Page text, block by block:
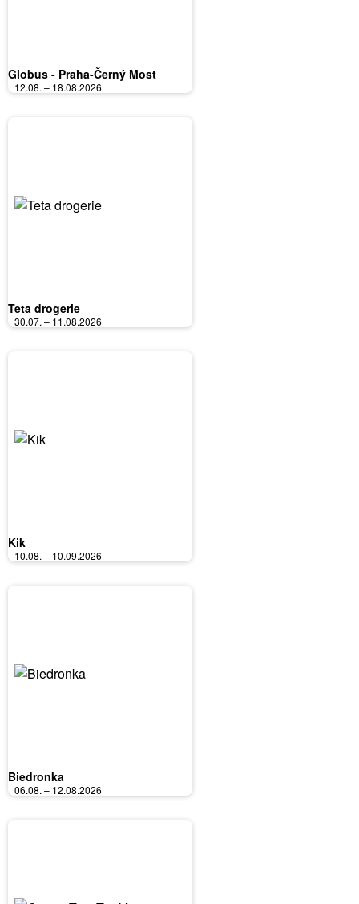
Globus - Praha-Černý Most
12.08. – 18.08.2026
Teta drogerie
30.07. – 11.08.2026
Kik
10.08. – 10.09.2026
Biedronka
06.08. – 12.08.2026